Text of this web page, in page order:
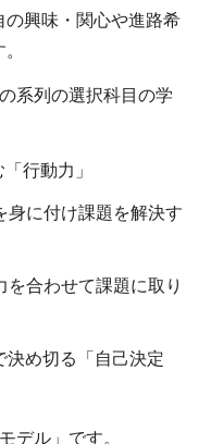
興味・関心や進路希
系列の選択科目の学
行動力」
身に付け課題を解決す
合わせて課題に取り
決め切る「自己決定
デル」です。